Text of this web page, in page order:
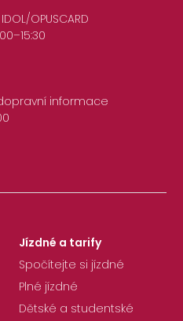
OPUSCARD
informace
Jízdné a tarify
Spočítejte si jízdné
Plné jízdné
Dětské a studentské